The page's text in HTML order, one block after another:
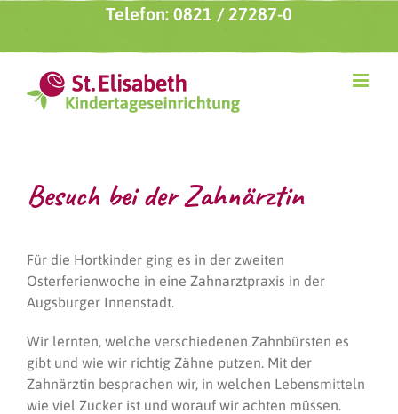
springen
Telefon: 0821 / 27287-0
Besuch bei der Zahnärztin
Für die Hortkinder ging es in der zweiten
Osterferienwoche in eine Zahnarztpraxis in der
Augsburger Innenstadt.
Wir lernten, welche verschiedenen Zahnbürsten es
gibt und wie wir richtig Zähne putzen. Mit der
Zahnärztin besprachen wir, in welchen Lebensmitteln
wie viel Zucker ist und worauf wir achten müssen.